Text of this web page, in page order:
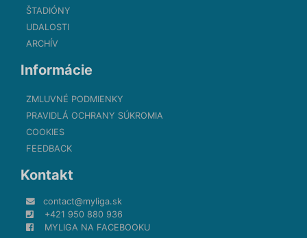
ŠTADIÓNY
UDALOSTI
ARCHÍV
Informácie
ZMLUVNÉ PODMIENKY
PRAVIDLÁ OCHRANY SÚKROMIA
COOKIES
FEEDBACK
Kontakt
contact@myliga.sk
+421 950 880 936
MYLIGA NA FACEBOOKU